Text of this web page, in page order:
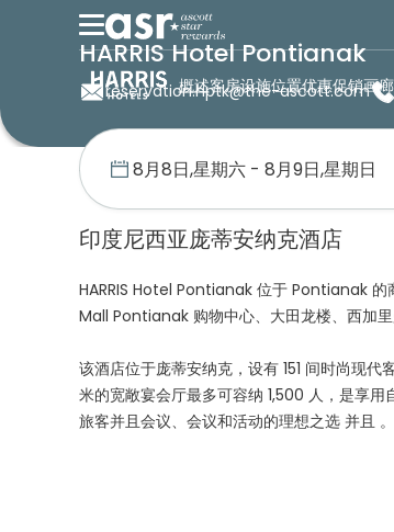
概述客房设施位置优惠促销画廊
HARRIS Hotel Pontianak
reservation.hptk@the-ascott.com
首页 海睿思酒店 HARRIS Hotel Pontianak
印度尼西亚庞蒂安纳克酒店
HARRIS Hotel Pontianak 位于 Pontianak
Mall Pontianak 购物中心、大田龙楼、西加
该酒店位于庞蒂安纳克，设有 151 间时尚现
米的宽敞宴会厅最多可容纳 1,500 人，是享
旅客并且会议、会议和活动的理想之选 并且 。